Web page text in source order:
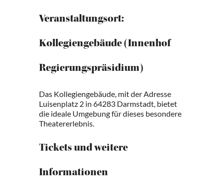
Veranstaltungsort:
Kollegiengebäude (Innenhof
Regierungspräsidium)
Das Kollegiengebäude, mit der Adresse
Luisenplatz 2 in 64283 Darmstadt, bietet
die ideale Umgebung für dieses besondere
Theatererlebnis.
Tickets und weitere
Informationen